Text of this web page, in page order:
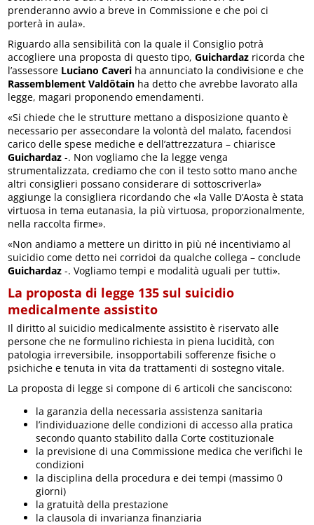
prenderanno avvio a breve in Commissione e che poi ci
porterà in aula».
Riguardo alla sensibilità con la quale il Consiglio potrà
accogliere una proposta di questo tipo,Guichardaz ricorda che
l’assessore Luciano Caveri ha annunciato la condivisione e che
Rassemblement Valdôtain ha detto che avrebbe lavorato alla
legge, magari proponendo emendamenti.
«Si chiede che le strutture mettano a disposizione quanto è
necessario per assecondare la volontà del malato, facendosi
carico delle spese mediche e dell’attrezzatura – chiarisce
Guichardaz -. Non vogliamo che la legge venga
strumentalizzata, crediamo che con il testo sotto mano anche
altri consiglieri possano considerare di sottoscriverla»
aggiunge la consigliera ricordando che «la Valle D’Aosta è stata
virtuosa in tema eutanasia, la più virtuosa, proporzionalmente,
nella raccolta firme».
«Non andiamo a mettere un diritto in più né incentiviamo al
suicidio come detto nei corridoi da qualche collega – conclude
Guichardaz -. Vogliamo tempi e modalità uguali per tutti».
La proposta di legge 135 sul suicidio
medicalmente assistito
Il diritto al suicidio medicalmente assistito è riservato alle
persone che ne formulino richiesta in piena lucidità, con
patologia irreversibile, insopportabili sofferenze fisiche o
psichiche e tenuta in vita da trattamenti di sostegno vitale.
La proposta di legge si compone di 6 articoli che sanciscono:
la garanzia della necessaria assistenza sanitaria
l’individuazione delle condizioni di accesso alla pratica
secondo quanto stabilito dalla Corte costituzionale
la previsione di una Commissione medica che verifichi le
condizioni
la disciplina della procedura e dei tempi (massimo 0
giorni)
la gratuità della prestazione
la clausola di invarianza finanziaria